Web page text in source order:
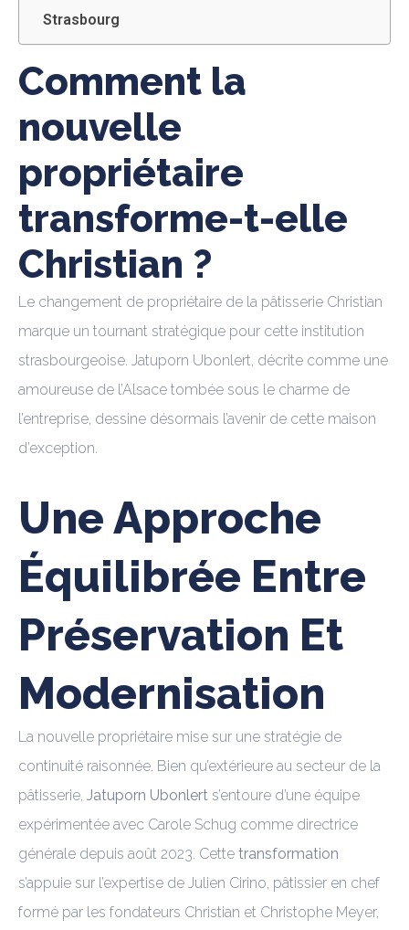
Strasbourg
Comment la
nouvelle
propriétaire
transforme-t-elle
Christian ?
Le changement de propriétaire de la pâtisserie Christian
marque un tournant stratégique pour cette institution
strasbourgeoise. Jatuporn Ubonlert, décrite comme une
amoureuse de l’Alsace tombée sous le charme de
l’entreprise, dessine désormais l’avenir de cette maison
d’exception.
Une Approche
Équilibrée Entre
Préservation Et
Modernisation
La nouvelle propriétaire mise sur une stratégie de
continuité raisonnée. Bien qu’extérieure au secteur de la
pâtisserie, Jatuporn Ubonlert s’entoure d’une équipe
expérimentée avec Carole Schug comme directrice
générale depuis août 2023. Cette transformation
s’appuie sur l’expertise de Julien Cirino, pâtissier en chef
formé par les fondateurs Christian et Christophe Meyer,